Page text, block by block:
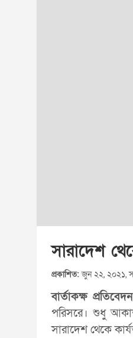
সারাদেশ
প্রকাশিত:জুন ২২, ২০২১,
বার্তাকক্ষ
পরিসরে। শুধু
সারাদেশ থেকে